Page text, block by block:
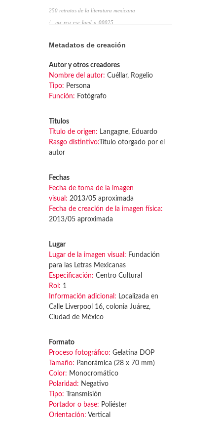
250 retratos de la literatura mexicana
mx-rcu-esc-laed-a-00025
Metadatos de creación
Autor y otros creadores
Nombre del autor: Cuéllar, Rogelio
Tipo: Persona
Función: Fotógrafo
Títulos
Título de origen: Langagne, Eduardo
Rasgo distintivo: Título otorgado por el
autor
Fechas
Fecha de toma de la imagen
visual: 2013/05 aproximada
Fecha de creación de la imagen física:
2013/05 aproximada
Lugar
Lugar de la imagen visual: Fundación
para las Letras Mexicanas
Especificación: Centro Cultural
Rol: 1
Información adicional: Localizada en
Calle Liverpool 16, colonia Juárez,
Ciudad de México
Formato
Proceso fotográfico: Gelatina DOP
Tamaño: Panorámica (28 x 70 mm)
Color: Monocromático
Polaridad: Negativo
Tipo: Transmisión
Portador o base: Poliéster
Orientación: Vertical